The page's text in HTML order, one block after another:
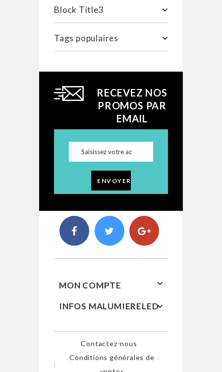
Block Title3
Tags populaires
RECEVEZ NOS
PROMOS PAR
EMAIL
ENVOYER
MON COMPTE
INFOS MALUMIERELED
Contactez-nous
Conditions générales de